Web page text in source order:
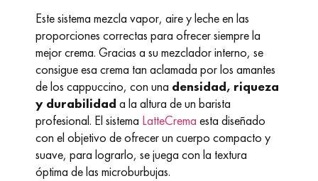
Este sistema mezcla vapor, aire y leche en las
proporciones correctas para ofrecer siempre la
mejor crema. Gracias a su mezclador interno, se
consigue esa crema tan aclamada por los amantes
de los cappuccino, con una densidad, riqueza
y durabilidad a la altura de un barista
profesional. El sistema LatteCrema esta diseñado
con el objetivo de ofrecer un cuerpo compacto y
suave, para lograrlo, se juega con la textura
óptima de las microburbujas.